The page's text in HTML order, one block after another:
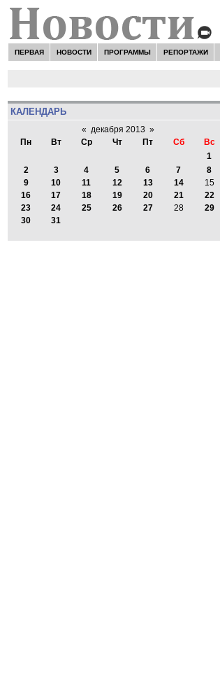
ПЕРВАЯ НОВОСТИ ПРОГРАММЫ РЕПОРТАЖИ
КАЛЕНДАРЬ
« декабря 2013 »
Пн
Вт Ср Чт Пт Сб
Вс
1
2
3 4 5 6 7
8
9
10 11 12 13 14
15
16
17 18 19 20 21
22
23
24 25 26 27 28
29
30
31